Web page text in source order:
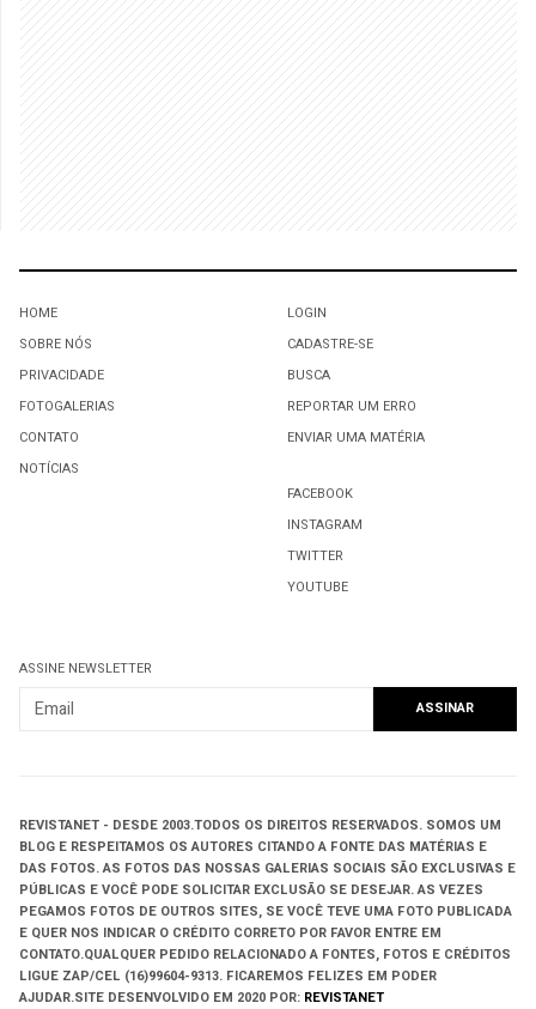
HOME
SOBRE NÓS
PRIVACIDADE
FOTOGALERIAS
CONTATO
NOTÍCIAS
LOGIN
CADASTRE-SE
BUSCA
REPORTAR UM ERRO
ENVIAR UMA MATÉRIA
FACEBOOK
INSTAGRAM
TWITTER
YOUTUBE
ASSINE NEWSLETTER
REVISTANET - DESDE 2003.TODOS OS DIREITOS RESERVADOS. SOMOS UM
BLOG E RESPEITAMOS OS AUTORES CITANDO A FONTE DAS MATÉRIAS E
DAS FOTOS. AS FOTOS DAS NOSSAS GALERIAS SOCIAIS SÃO EXCLUSIVAS E
PÚBLICAS E VOCÊ PODE SOLICITAR EXCLUSÃO SE DESEJAR. AS VEZES
PEGAMOS FOTOS DE OUTROS SITES, SE VOCÊ TEVE UMA FOTO PUBLICADA
E QUER NOS INDICAR O CRÉDITO CORRETO POR FAVOR ENTRE EM
CONTATO.QUALQUER PEDIDO RELACIONADO A FONTES, FOTOS E CRÉDITOS
LIGUE ZAP/CEL (16)99604-9313. FICAREMOS FELIZES EM PODER
AJUDAR.SITE DESENVOLVIDO EM 2020 POR: REVISTANET